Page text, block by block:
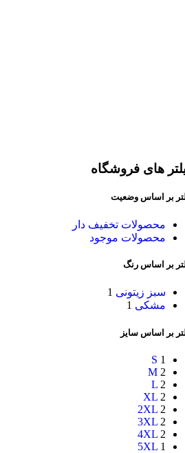
های فروشگاه
بر اساس وضعیت
محصولات تخفیف دار
محصولات موجود
بر اساس رنگ
سبز زیتونی 1
مشکی 1
بر اساس سایز
S 1
M 2
L 2
XL 2
2XL 2
3XL 2
4XL 2
5XL 1